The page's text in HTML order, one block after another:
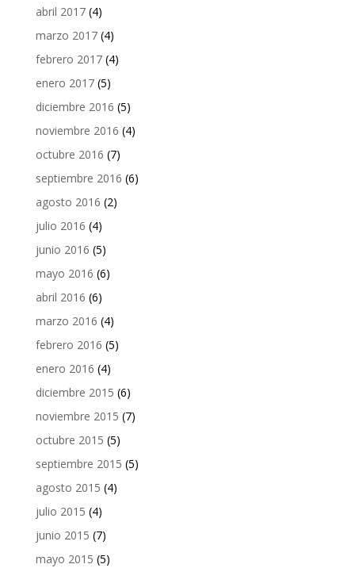
abril 2017(4)
marzo 2017(4)
febrero 2017(4)
enero 2017(5)
diciembre 2016 (5)
noviembre 2016 (4)
octubre 2016 (7)
septiembre 2016 (6)
agosto 2016 (2)
julio 2016 (4)
junio 2016 (5)
mayo 2016 (6)
abril 2016 (6)
marzo 2016 (4)
febrero 2016 (5)
enero 2016 (4)
diciembre 2015 (6)
noviembre 2015 (7)
octubre 2015 (5)
septiembre 2015 (5)
agosto 2015 (4)
julio 2015 (4)
junio 2015 (7)
mayo 2015 (5)